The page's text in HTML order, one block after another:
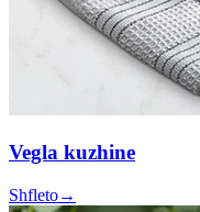
Vegla kuzhine
Shfleto→